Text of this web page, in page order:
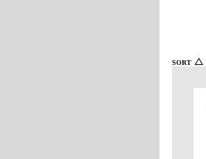
SORT △